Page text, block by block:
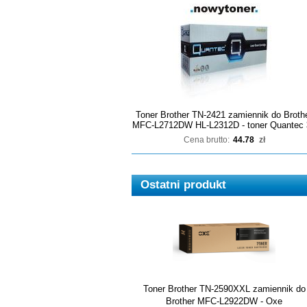
Toner Brother TN-2421 zamiennik do
MFC-L2712DW HL-L2312D - toner Quantec
Cena brutto: 44.78 zł
Ostatni produkt
Toner Brother TN-2590XXL zamiennik do
Brother MFC-L2922DW - Oxe